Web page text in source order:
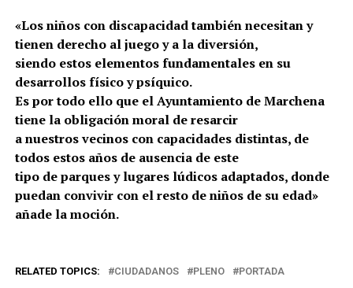
«Los niños con discapacidad también necesitan y
tienen derecho al juego y a la diversión,
siendo estos elementos fundamentales en su
desarrollos físico y psíquico.
Es por todo ello que el Ayuntamiento de Marchena
tiene la obligación moral de resarcir
a nuestros vecinos con capacidades distintas, de
todos estos años de ausencia de este
tipo de parques y lugares lúdicos adaptados, donde
puedan convivir con el resto de niños de su edad»
añade la moción.
RELATED TOPICS: CIUDADANOS PLENO PORTADA